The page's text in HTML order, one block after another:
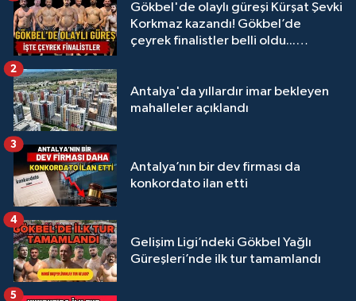
Gökbel'de olaylı güreşi Kürşat Şevki
Korkmaz kazandı! Gökbel’de
çeyrek finalistler belli oldu...
Antalya'da yıllardır imar bekleyen
mahalleler açıklandı
2
Antalya’nın bir dev firması da
konkordato ilan etti
3
Gelişim Ligi’ndeki Gökbel Yağlı
Güreşleri’nde ilk tur tamamlandı
4
5